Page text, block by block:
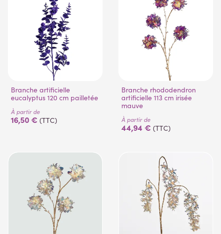
Branche artificielle
eucalyptus 120 cm pailletée
À partir de
16,50 € (TTC)
Branche rhododendron
artificielle 113 cm irisée
mauve
À partir de
44,94 € (TTC)